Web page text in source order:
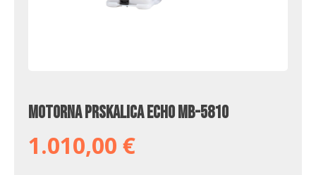
Motorna prskalica Echo MB-5810
1.010,00 €